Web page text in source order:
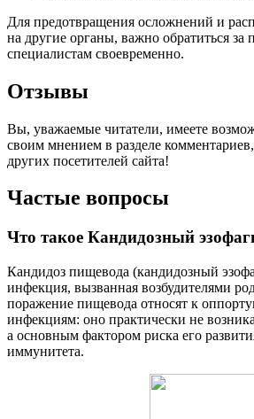
Для предотвращения осложнений и
на другие органы, важно обратиться
специалистам своевременно.
Отзывы
Вы, уважаемые читатели, имеете
своим мнением в разделе
других посетителей сайта!
Частые вопросы
Что такое Кандидозный
Кандидоз пищевода (кандидозный
инфекция, вызванная возбудителями
поражение пищевода относят к
инфекциям: оно практически не
а основным фактором риска его
иммунитета.